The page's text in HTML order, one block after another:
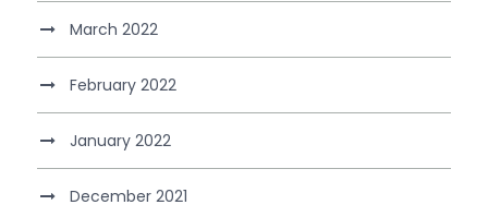
March 2022
February 2022
January 2022
December 2021